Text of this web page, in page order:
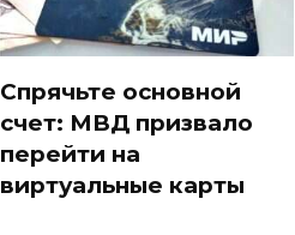
Спрячьте основной
счет: МВД призвало
перейти на
виртуальные карты